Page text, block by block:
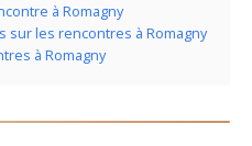
à Romagny
sur les rencontres à Romagny
à Romagny